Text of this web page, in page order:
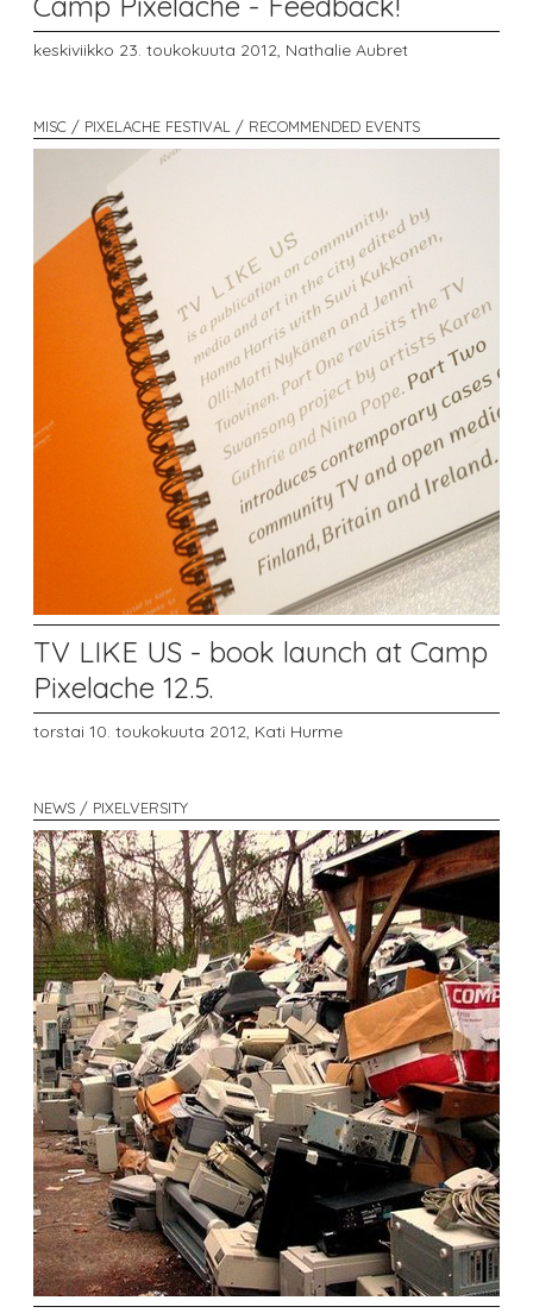
keskiviikko 23. toukokuuta 2012, Nathalie Aubret
MISC / PIXELACHE FESTIVAL / RECOMMENDED EVENTS
TV LIKE US - book launch at Camp
Pixelache 12.5.
torstai 10. toukokuuta 2012, Kati Hurme
NEWS / PIXELVERSITY